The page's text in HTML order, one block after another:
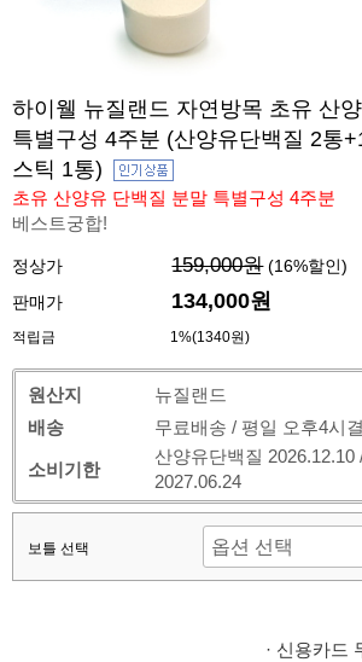
하이웰 뉴질랜드 자연방목 초유 산
특별구성 4주분 (산양유단백질 2통
스틱 1통)
초유 산양유 단백질 분말 특별구성 4주분
베스트궁합!
정상가 159,000원 (16%할인)
판매가
134,000원
적립금 1%(1340원)
원산지
뉴질랜드
배송
무료배송 / 평일 오후4시
소비기한
산양유단백질 2026.12.10
2027.06.24
보틀 선택
· 신용카드